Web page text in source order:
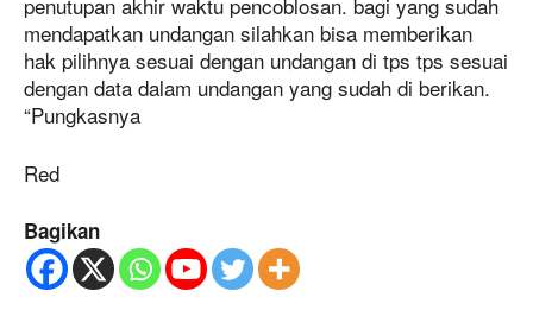
mendapatkan undangan silahkan bisa memberikan
hak pilihnya sesuai dengan undangan di tps tps sesuai
dengan data dalam undangan yang sudah di berikan.
“Pungkasnya
Red
Bagikan